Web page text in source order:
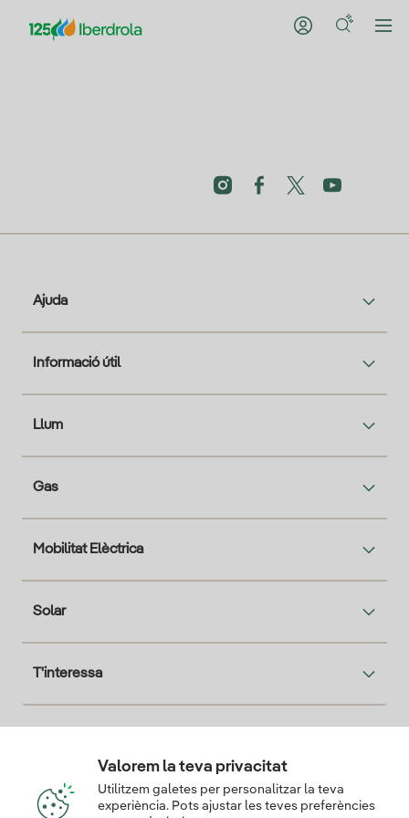
Ajuda
Informació útil
Llum
Gas
Mobilitat Elèctrica
Solar
T'interessa
Valorem la teva privacitat
Utilitzem galetes per personalitzar la teva
experiència. Pots ajustar les teves preferències